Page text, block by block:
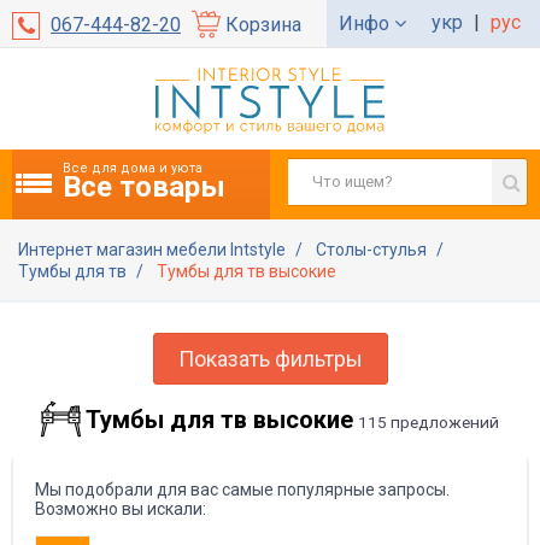
067-444-82-20 Корзина Инфо укр | рус
Все для дома и уюта
Все товары
Интернет магазин мебели Intstyle
Столы-стулья
Тумбы для тв
Тумбы для тв высокие
Показать фильтры
Тумбы для тв высокие 115 предложений
Мы подобрали для вас самые популярные запросы.
Возможно вы искали: